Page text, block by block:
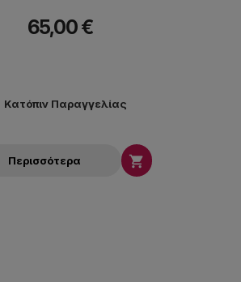
65,00 €
Κατόπιν Παραγγελίας
Περισσότερα 